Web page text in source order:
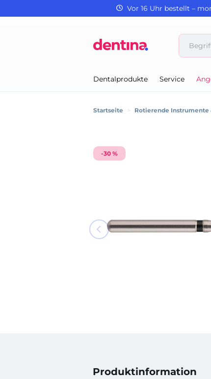
Vor 16 Uhr bestellt –
Dentalprodukte Service
Startseite > Rotierende Instrumente
-30 %
Produktinformation